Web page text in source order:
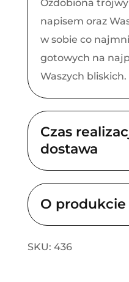
Ozdobiona
napisem oraz
w sobie co
gotowych na
Waszych bliskich.
Czas
dostawa
O produkcie
SKU: 436